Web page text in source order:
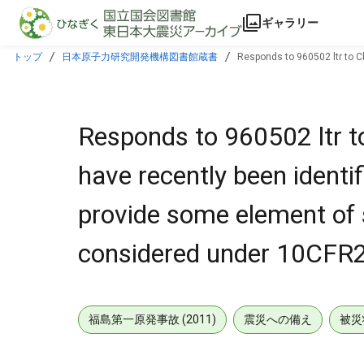
本文に飛ぶ
ギャラリー
トップ 日本原子力研究開発機構図書館蔵書
Responds to 960502 ltr to
Responds to 960502 ltr
have recently been
provide some element
considered under
福島第一原発事故 (2011) 震災への備え 被災